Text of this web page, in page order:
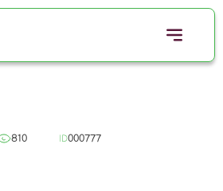
810 ID000777